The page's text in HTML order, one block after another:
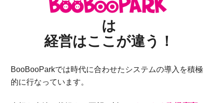
は
経営はここが違う！
BooBooParkでは時代に合わせたシステムの導入を積極
的に行なっています。